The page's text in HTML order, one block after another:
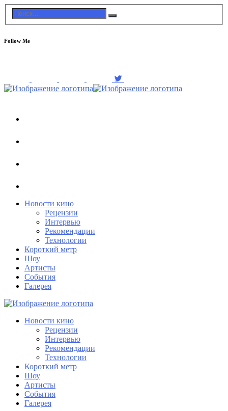
Follow Me
Новости кино
Рецензии
Интервью
Рекомендации
Технологии
Короткий метр
Шоу
Артисты
События
Галерея
Новости кино
Рецензии
Интервью
Рекомендации
Технологии
Короткий метр
Шоу
Артисты
События
Галерея